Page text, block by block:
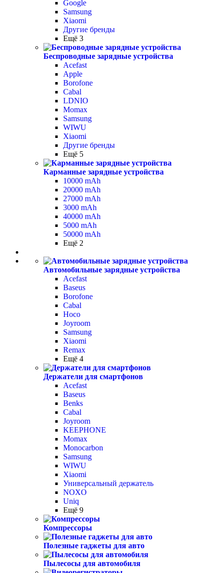
Google
Samsung
Xiaomi
Другие бренды
Ещё 3
Беспроводные зарядные устройства
Acefast
Apple
Borofone
Cabal
LDNIO
Momax
Samsung
WIWU
Xiaomi
Другие бренды
Ещё 5
Карманные зарядные устройства
10000 mAh
20000 mAh
27000 mAh
3000 mAh
40000 mAh
5000 mAh
50000 mAh
Ещё 2
Автомобильные зарядные устройства
Acefast
Baseus
Borofone
Cabal
Hoco
Joyroom
Samsung
Xiaomi
Remax
Ещё 4
Держатели для смартфонов
Acefast
Baseus
Benks
Cabal
Joyroom
KEEPHONE
Momax
Monocarbon
Samsung
WIWU
Xiaomi
Универсальный держатель
NOXO
Uniq
Ещё 9
Компрессоры
Полезные гаджеты для авто
Пылесосы для автомобиля